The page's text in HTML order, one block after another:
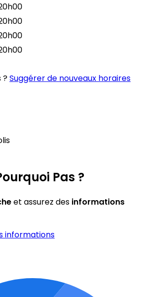
?Suggérer de nouveaux horaires
Pas ?
et assurez des informations
informations